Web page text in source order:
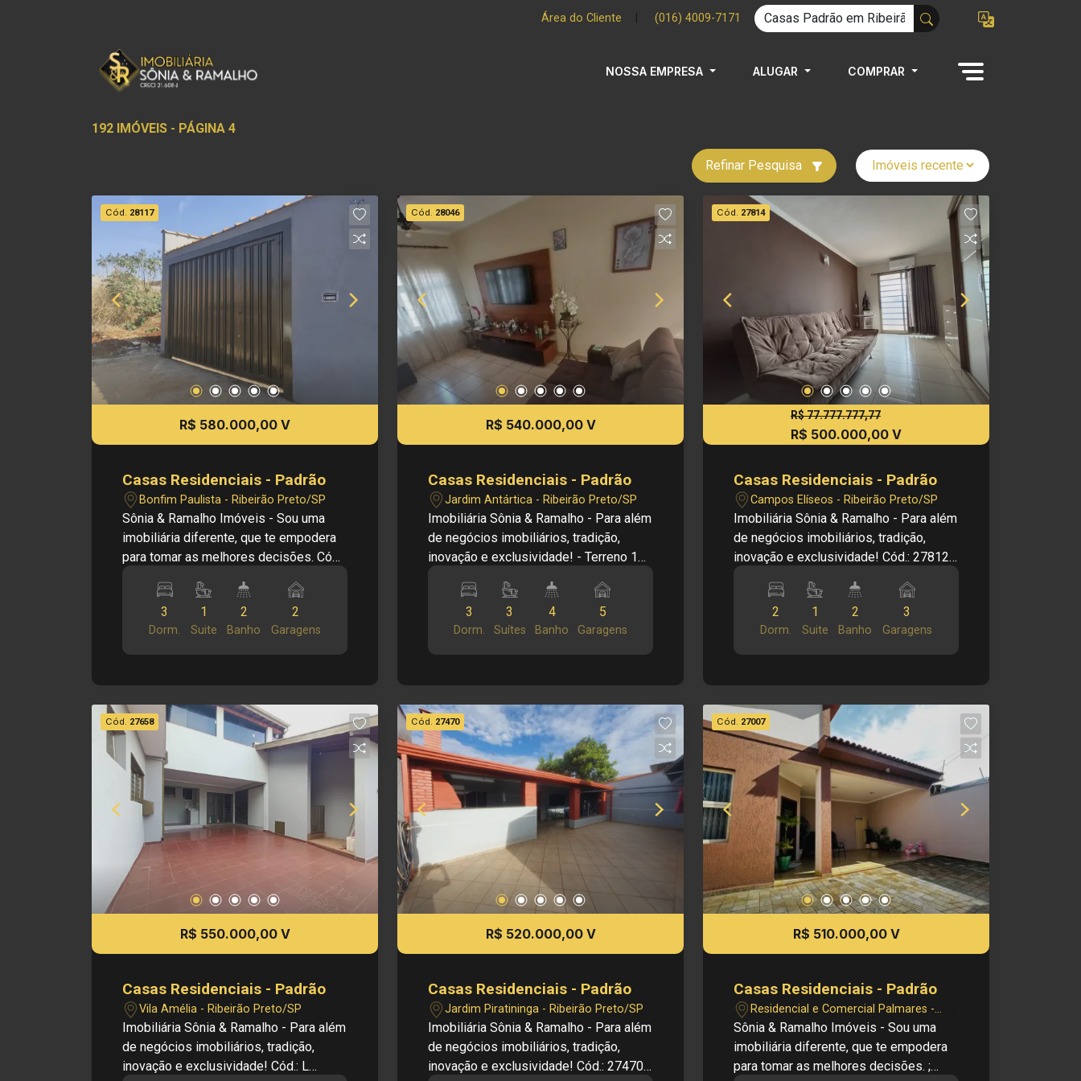
Área do Cliente (016) 4009-7171
NOSSA EMPRESA ALUGAR COMPRAR
192 IMÓVEIS - PÁGINA 4
Refinar Pesquisa
Cód. 28117
R$ 580.000,00 V
Casas Residenciais - Padrão
Bonfim Paulista - Ribeirão Preto/SP
Sônia & Ramalho Imóveis - Sou uma
imobiliária diferente, que te empodera
para tomar as melhores decisões. Cód.:
imóvel: - Casa Térrea para Venda no
bairro Belvedere, em Bonfim Paulista
SP - 03 dormitórios - 01 suíte - 02
banheiros - Sala de estar - Cozinha -
vagas de garagem Dimensões: - 250,00
m² de terreno - 105,00 m² de área
construída Investimento de compra: R$
580.000,00 Obs: A imobiliária se
reserva ao direito de alterar qualquer
informação referente aos valores,
dados e disponibilidade de seus
imóveis, sem aviso prévio.
3
Dorm.
1
Suite
2
Banho
2
Garagens
Cód. 28046
R$ 540.000,00 V
Casas Residenciais - Padrão
Jardim Antártica - Ribeirão Preto/SP
Imobiliária Sônia & Ramalho - Para além
de negócios imobiliários, tradição,
inovação e exclusividade! - Terreno 11
sala em L grande e Copa - Cozinha Com
Armarios - Tem uma Edicula - Tem
quital grande - Garagem coberta para 2
carros e es paço para 3 Carros
informação referente a valores, dados e
disponibilidade de seus imóveis, sem
aviso prévio.
3
Dorm.
3
Suítes
4
Banho
5
Garagens
Cód. 27814
R$ 77.777.777,77
R$ 500.000,00 V
Casas Residenciais - Padrão
Campos Elíseos - Ribeirão Preto/SP
Imobiliária Sônia & Ramalho - Para além
de negócios imobiliários, tradição,
inovação e exclusividade! Cód.: 27812
Sala dois ambientes - Cozinha - Copa -
2 dormitórios, sendo uma suíte - 1
banheiro social - Salão acoplado na
casa - Lavanderia - 3 vagas de garagem
- 214,10 m² área terreno - 203,22 m²
área construída Investimento de Venda:
R$ 500.000,00 Obs.: a imobiliária se
reserva o direito de alterar qualquer
informação referente a valores, dados e
disponibilidade de seus imóveis, sem
aviso prévio.
2
Dorm.
1
Suite
2
Banho
3
Garagens
Cód. 27658
R$ 550.000,00 V
Casas Residenciais - Padrão
Vila Amélia - Ribeirão Preto/SP
Imobiliária Sônia & Ramalho - Para além
de negócios imobiliários, tradição,
inovação e exclusividade! Cód.: L
Cód. 27470
R$ 520.000,00 V
Casas Residenciais - Padrão
Jardim Piratininga - Ribeirão Preto/SP
Imobiliária Sônia & Ramalho - Para além
de negócios imobiliários, tradição,
inovação e exclusividade! Cód.: 27470
Cód. 27007
R$ 510.000,00 V
Casas Residenciais - Padrão
Residencial e Comercial Palmares -
Ribeirão Preto/SP
Sônia & Ramalho Imóveis - Sou uma
imobiliária diferente, que te empodera
para tomar as melhores decisões. ;